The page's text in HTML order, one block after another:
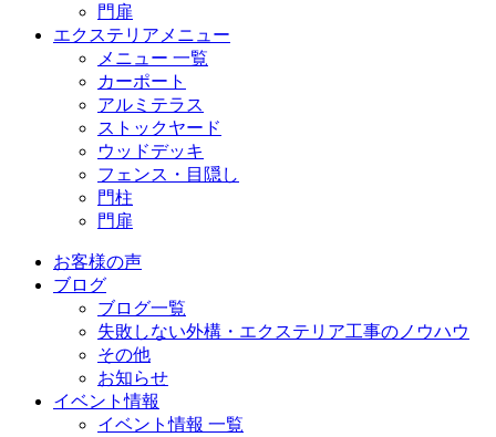
門扉
エクステリアメニュー
メニュー 一覧
カーポート
アルミテラス
ストックヤード
ウッドデッキ
フェンス・目隠し
門柱
門扉
お客様の声
ブログ
ブログ一覧
失敗しない外構・エクステリア工事のノウハウ
その他
お知らせ
イベント情報
イベント情報 一覧